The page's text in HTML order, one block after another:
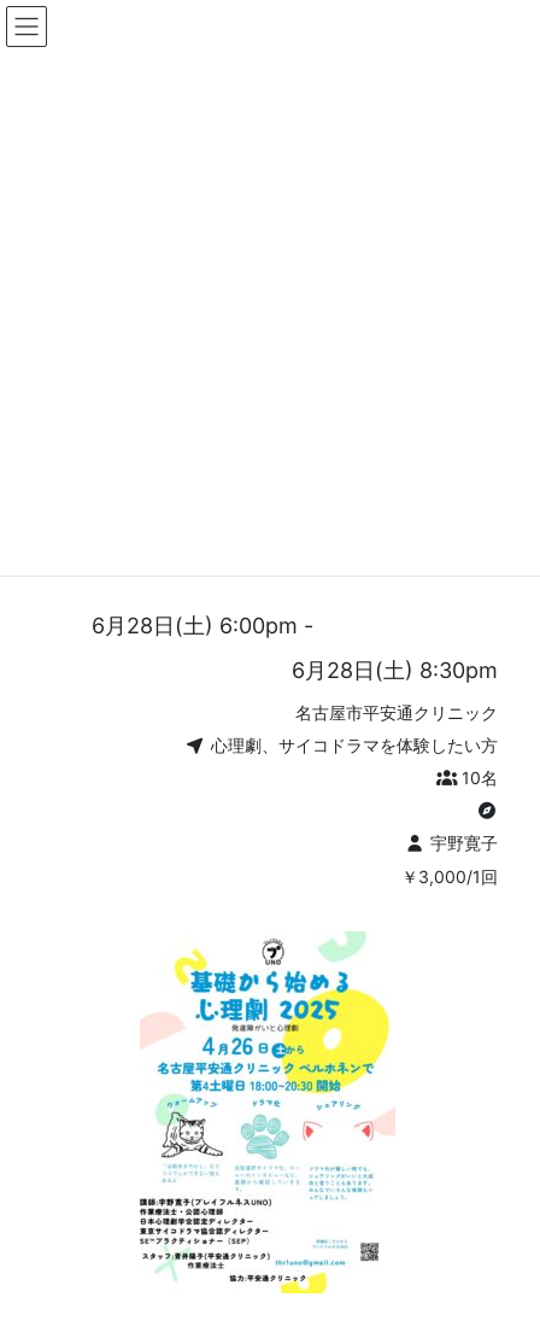
コ
ン
ナ
ビ
6月28日(土) 6:00pm -
6月28日(土) 8:30pm
名古屋市平安通クリニック
心理劇、サイコドラマを体験したい方
10名
宇野寛子
￥3,000/1回